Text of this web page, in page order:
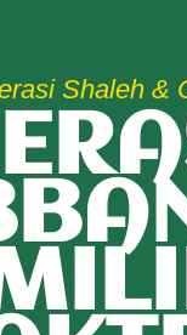
Shaleh &